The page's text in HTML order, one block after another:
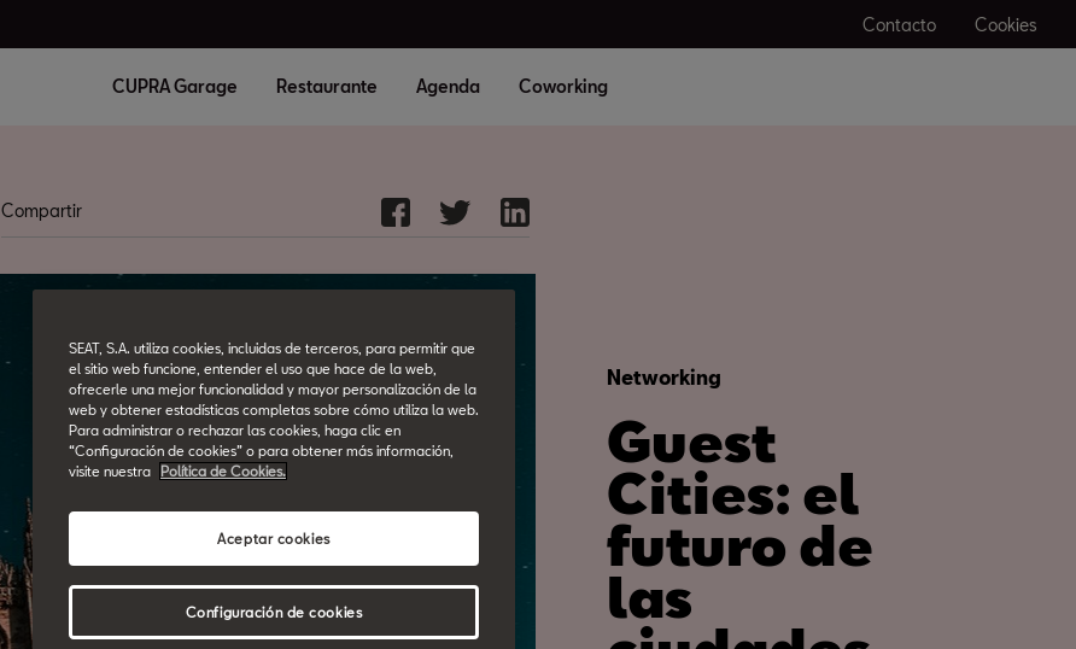
Contacto Cookies
CUPRA Garage Restaurante Agenda Coworking
Compartir
Networking
Guest
Cities: el
futuro de
las
SEAT, S.A. utiliza cookies, incluidas de terceros, para permitir que
el sitio web funcione, entender el uso que hace de la web,
ofrecerle una mejor funcionalidad y mayor personalización de la
web y obtener estadísticas completas sobre cómo utiliza la web.
Para administrar o rechazar las cookies, haga clic en
“Configuración de cookies” o para obtener más información,
visite nuestra
Política de Cookies.
Aceptar cookies
Configuración de cookies